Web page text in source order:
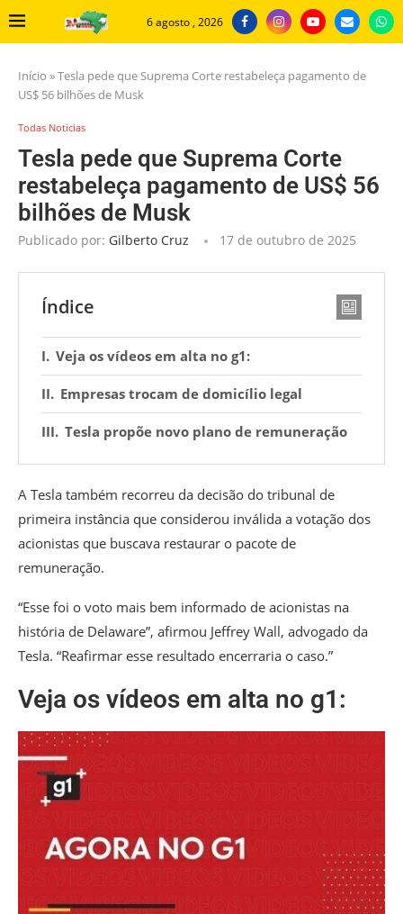
6 agosto , 2026
Início »Tesla pede que Suprema Corte restabeleça pagamento de
US$ 56 bilhões de Musk
Todas Noticias
Tesla pede que Suprema Corte
restabeleça pagamento de US$ 56
bilhões de Musk
Publicado por: Gilberto Cruz 17 de outubro de 2025
Índice
Veja os vídeos em alta no g1:
Empresas trocam de domicílio legal
Tesla propõe novo plano de remuneração
A Tesla também recorreu da decisão do tribunal de
primeira instância que considerou inválida a votação dos
acionistas que buscava restaurar o pacote de
remuneração.
“Esse foi o voto mais bem informado de acionistas na
história de Delaware”, afirmou Jeffrey Wall, advogado da
Tesla. “Reafirmar esse resultado encerraria o caso.”
Veja os vídeos em alta no g1: